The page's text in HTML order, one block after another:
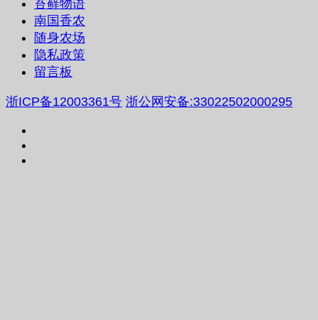
苔藓物语
南国香农
随身农场
隐私政策
留言板
浙ICP备12003361号 浙公网安备:33022502000295